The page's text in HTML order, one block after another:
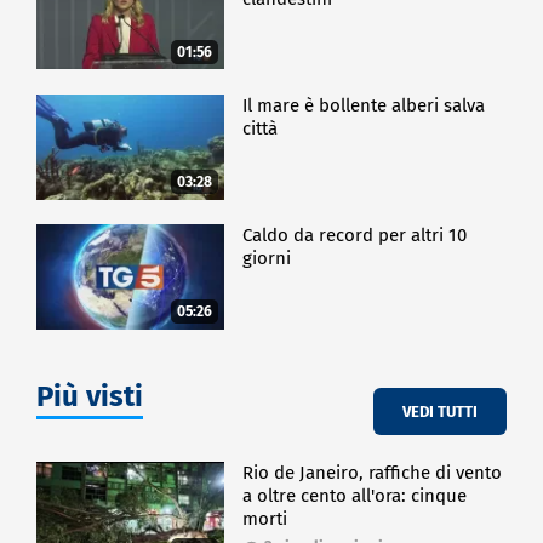
01:56
03:28
Il mare è bollente alberi salva
città
05:26
Caldo da record per altri 10
giorni
Più visti VEDI TUTTI
Rio de Janeiro, raffiche di vento
a oltre cento all'ora: cinque
morti